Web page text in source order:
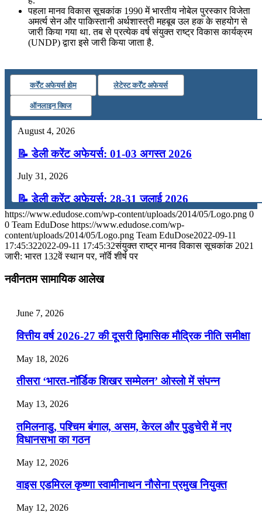
पहला मानव विकास सूचकांक 1990 में भारतीय नोबेल पुरस्कार विजेता
अमर्त्य सेन और पाकिस्तानी अर्थशास्त्री महबूब उल हक के सहयोग से
जारी किया गया था. तब से प्रत्येक वर्ष संयुक्त राष्ट्र विकास कार्यक्रम
(UNDP) द्वारा इसे जारी किया जाता है.
कर्रेंट अफेयर्स होम लेटेस्ट कर्रेंट अफेयर्स
ऑनलाइन क्विज
August 4, 2026
📝 डेली करेंट अफेयर्स: 01-03 अगस्त 2026
July 31, 2026
📝 डेली करेंट अफेयर्स: 28-31 जुलाई 2026
July 28, 2026
📝 डेली करेंट अफेयर्स: 25-27 जुलाई 2026
July 22, 2026
📝 डेली करेंट अफेयर्स: 19-21 जुलाई 2026
July 19, 2026
📝 डेली करेंट अफेयर्स: 16-18 जुलाई 2026
July 16, 2026
📝 डेली करेंट अफेयर्स: 13-15 जुलाई 2026
https://www.edudose.com/wp-content/uploads/2014/05/Logo.png 0
0 Team EduDose https://www.edudose.com/wp-
content/uploads/2014/05/Logo.png Team EduDose2022-09-11
17:45:322022-09-11 17:45:32संयुक्त राष्ट्र मानव विकास सूचकांक 2021
जारी: भारत 132वें स्थान पर, नॉर्वे शीर्ष पर
नवीनतम सामायिक आलेख
June 7, 2026
वित्तीय वर्ष 2026-27 की दूसरी द्विमासिक मौद्रिक नीति समीक्षा
May 18, 2026
तीसरा ‘भारत-नॉर्डिक शिखर सम्मेलन’ ओस्लो में संपन्न
May 13, 2026
तमिलनाडु, पश्चिम बंगाल, असम, केरल और पुडुचेरी में नए
विधानसभा का गठन
May 12, 2026
वाइस एडमिरल कृष्णा स्वामीनाथन नौसेना प्रमुख नियुक्त
May 12, 2026